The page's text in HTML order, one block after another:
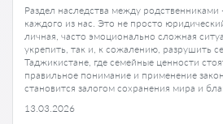
Раздел наследства между родственниками
каждого из нас. Это не просто
личная, часто эмоционально сложная
укрепить, так и, к сожалению, разрушить
Таджикистане, где семейные ценности
правильное понимание и применение
становится залогом сохранения мира и
13.03.2026